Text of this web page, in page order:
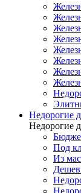
Недорогие
Недорогие
Под
Из